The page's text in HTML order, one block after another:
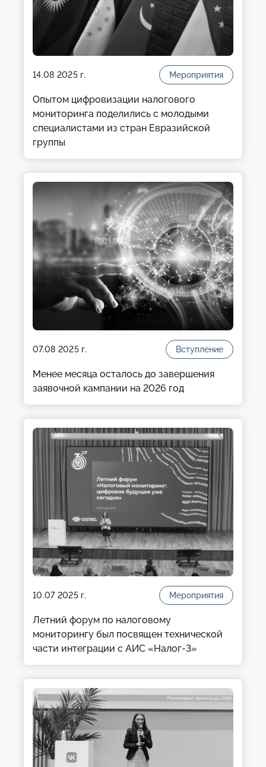
14.08 2025 г. Мероприятия
Опытом цифровизации налогового
мониторинга поделились с молодыми
специалистами из стран Евразийской
группы
07.08 2025 г. Вступление
Менее месяца осталось до завершения
заявочной кампании на 2026 год
10.07 2025 г. Мероприятия
Летний форум по налоговому
мониторингу был посвящен технической
части интеграции с АИС «Налог-3»